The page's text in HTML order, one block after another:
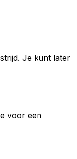
Je kunt later
voor een